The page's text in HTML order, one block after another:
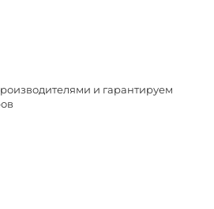
и гарантируем